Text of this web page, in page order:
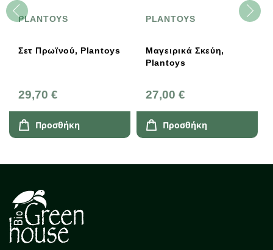
PLANTOYS
Σετ Πρωϊνού, Plantoys
29,70 €
Προσθήκη
PLANTOYS
Μαγειρικά Σκεύη,
Plantoys
27,00 €
Προσθήκη